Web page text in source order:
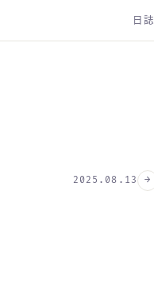
日誌
2025.08.13 →